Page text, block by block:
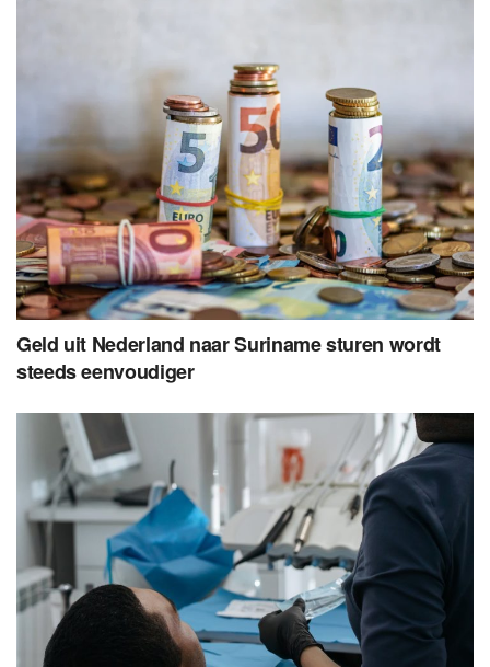
Geld uit Nederland naar Suriname sturen wordt
steeds eenvoudiger